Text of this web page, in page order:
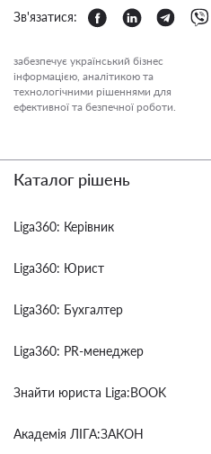
Зв'язатися:
забезпечує український бізнес
інформацією, аналітикою та
технологічними рішеннями для
ефективної та безпечної роботи.
Каталог рішень
Liga360: Керівник
Liga360: Юрист
Liga360: Бухгалтер
Liga360: PR-менеджер
Знайти юриста Liga:BOOK
Академія ЛІГА:ЗАКОН